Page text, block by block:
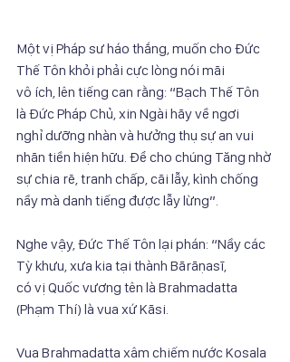
Một vị Pháp sư háo thắng, muốn cho Đức
Thế Tôn khỏi phải cực lòng nói mãi
vô ích, lên tiếng can rằng: “Bạch Thế Tôn
là Đức Pháp Chủ, xin Ngài hãy về ngơi
nghỉ dưỡng nhàn và hưởng thụ sự an vui
nhãn tiền hiện hữu. Để cho chúng Tăng nhờ
sự chia rẽ, tranh chấp, cãi lẫy, kình chống
nầy mà danh tiếng được lẫy lừng”.
Nghe vậy, Đức Thế Tôn lại phán: “Nầy các
Tỳ khưu, xưa kia tại thành Bārāṇasī,
có vị Quốc vương tên là Brahmadatta
(Phạm Thí) là vua xứ Kāsi.
Vua Brahmadatta xâm chiếm nước Kosala